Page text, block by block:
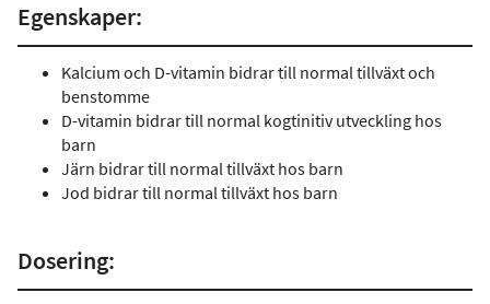
Egenskaper:
Kalcium och D-vitamin bidrar till normal tillväxt och
benstomme
D-vitamin bidrar till normal kogtinitiv utveckling hos
barn
Järn bidrar till normal tillväxt hos barn
Jod bidrar till normal tillväxt hos barn
Dosering: